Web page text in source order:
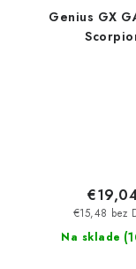
Genius GX
Na sklade (
€15,48 bez